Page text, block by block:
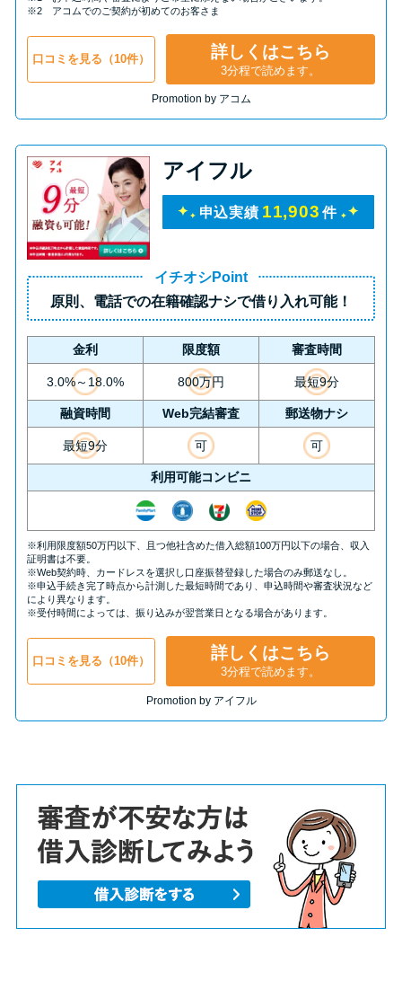
ブラックでもお金を借りるに
は？3つの判断基準と工面法
アコムはブラックでも審査に通
る？ 自分がブラックか確かめる
方法
アコムとレイクどっちがいい
の？ カードローンの選び方を徹
底解説！
プロミスの返済方法を徹底解
説！ もっとも便利でお得な返済
方法はどれ？
年収が低い＆他社借入があると
落ちる？バンクイックの口コミ
を分析
みずほ銀行カードローンの問い
合わせ先とシーン別の問い合わ
せ方法
※2 アコムでのご契約が初めてのお客さま
口コミを見る（10件） 詳しくはこちら
3分程で読めます。
Promotion by アコム
アイフル
申込実績 11,903 件
イチオシPoint
原則、 電話での在籍確認ナシで借り入れ可能！
金利 限度額 審査時間
3.0%～18.0% 800万円 最短9分
融資時間 Web完結審査 郵送物ナシ
最短9分 可 可
利用可能コンビニ
※利用限度額50万円以下、且つ他社含めた借入総額100万円以下の場合、収入
証明書は不要。
※Web契約時、カードレスを選択し口座振替登録した場合のみ郵送なし。
※申込手続き完了時点から計測した最短時間であり、申込時間や審査状況など
により異なります。
※受付時間によっては、振り込みが翌営業日となる場合があります。
口コミを見る（10件） 詳しくはこちら
3分程で読めます。
Promotion by アイフル